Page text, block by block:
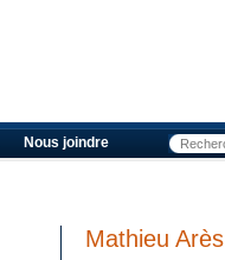
Nous joindre
Mathieu Arès